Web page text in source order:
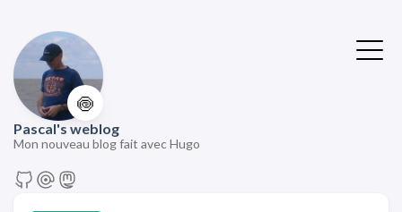
🍥
Pascal's weblog
Mon nouveau blog fait avec Hugo